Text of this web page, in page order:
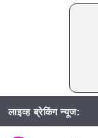
लाइव्ह ब्रेकिंग न्यूज: